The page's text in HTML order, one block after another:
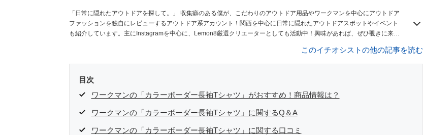
「日常に隠れたアウトドアを探して。」 収集癖のある僕が、こだわりのアウトドア用品やワークマンを中心にアウトドア
ファッションを独自にレビューするアウトドア系アカウント！関西を中心に日常に隠れたアウトドアスポットやイベント
も紹介しています。主にInstagramを中心に、Lemon8厳選クリエーターとしても活動中！興味があれば、ぜひ覗きに来て
このイチオシストの他の記事を読む
目次
ワークマンの「カラーボーダー長袖Tシャツ」がおすすめ！商品情報は？
ワークマンの「カラーボーダー長袖Tシャツ」に関するQ＆A
ワークマンの「カラーボーダー長袖Tシャツ」に関する口コミ